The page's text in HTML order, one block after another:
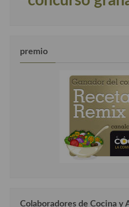
premio
Colaboradores de Cocina y